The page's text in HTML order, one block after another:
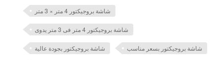
شاشة بروجيكتور 4 متر × 3 متر
شاشة بروجيكتور 4 متر فى 3 متر يدوى
شاشة بروجيكتور بجودة عالية شاشة بروجيكتور بسعر مناسب